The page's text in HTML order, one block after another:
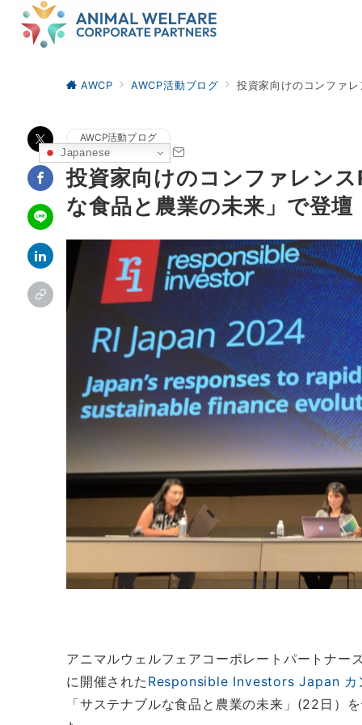
Japanese
AWCP AWCP活動ブログ 投資家向けのコンファ
AWCP活動ブログ
投資家向けのコンファレン
な食品と農業の未来」で登壇
アニマルウェルフェアコーポレートパートナ
に開催された Responsible Investors Japan カ
「サステナブルな食品と農業の未来」(22日）